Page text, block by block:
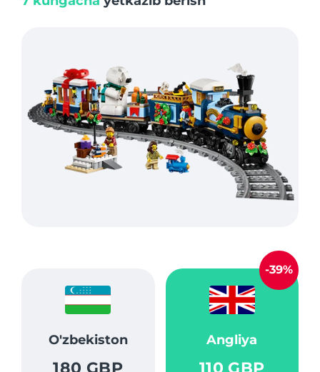
O'zbekiston
180 GBP
Angliya
110 GBP
-39%